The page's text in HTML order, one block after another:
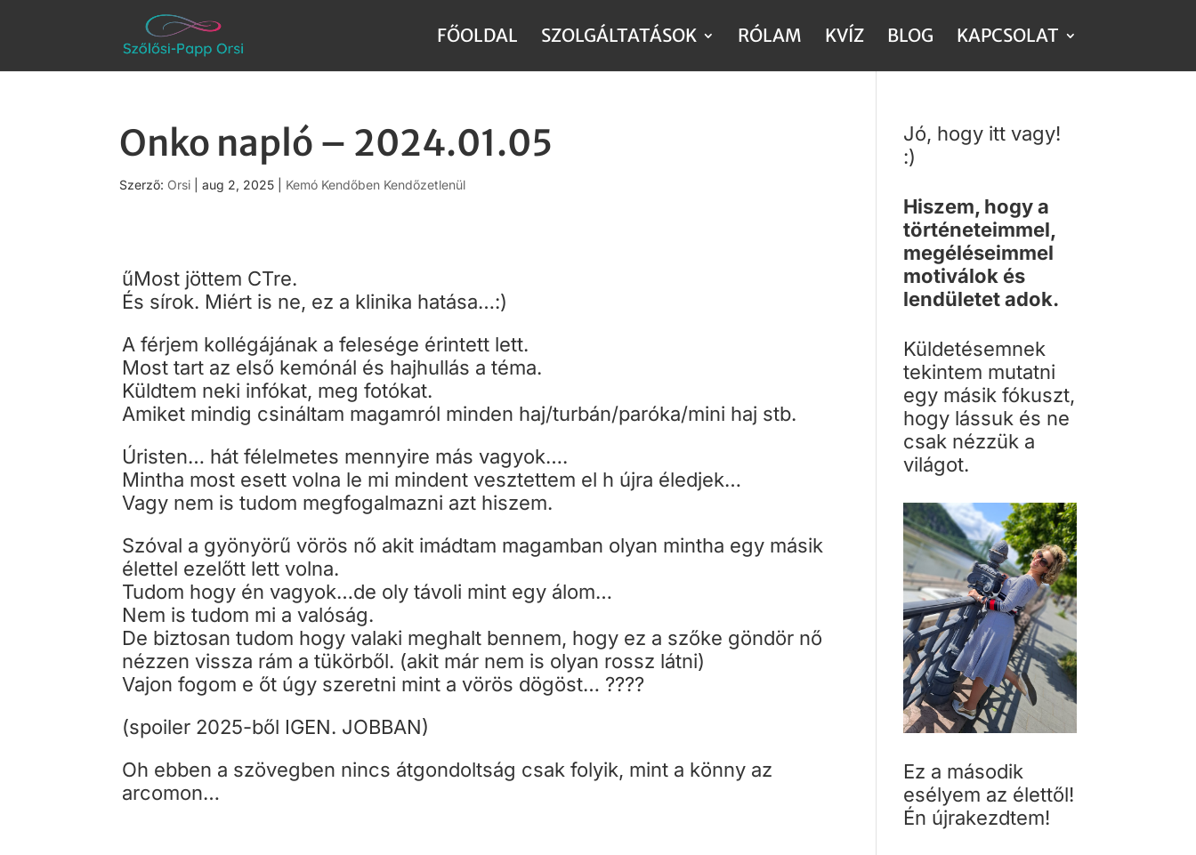
FŐOLDAL SZOLGÁLTATÁSOK RÓLAM KVÍZ BLOG KAPCSOLAT
Onko napló – 2024.01.05
Szerző: Orsi |aug 2, 2025 Kemó Kendőben Kendőzetlenül
űMost jöttem CTre.
És sírok. Miért is ne, ez a klinika hatása…:)
A férjem kollégájának a felesége érintett lett.
Most tart az első kemónál és hajhullás a téma.
Küldtem neki infókat, meg fotókat.
Amiket mindig csináltam magamról minden haj/turbán/paróka/mini haj stb.
Úristen… hát félelmetes mennyire más vagyok….
Mintha most esett volna le mi mindent vesztettem el h újra éledjek…
Vagy nem is tudom megfogalmazni azt hiszem.
Szóval a gyönyörű vörös nő akit imádtam magamban olyan mintha egy másik
élettel ezelőtt lett volna.
Tudom hogy én vagyok…de oly távoli mint egy álom…
Nem is tudom mi a valóság.
De biztosan tudom hogy valaki meghalt bennem, hogy ez a szőke göndör nő
nézzen vissza rám a tükörből. (akit már nem is olyan rossz látni)
Vajon fogom e őt úgy szeretni mint a vörös dögöst… ????
(spoiler 2025-ből IGEN. JOBBAN)
Oh ebben a szövegben nincs átgondoltság csak folyik, mint a könny az
arcomon…
Jó, hogy itt vagy!
:)
Hiszem, hogy a
történeteimmel,
megéléseimmel
motiválok és
lendületet adok.
Küldetésemnek
tekintem mutatni
egy másik fókuszt,
hogy lássuk és ne
csak nézzük a
világot.
Ez a második
esélyem az élettől!
Én újrakezdtem!